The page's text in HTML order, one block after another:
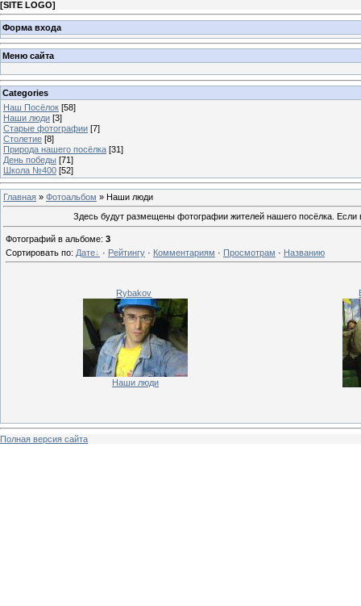
[SITE LOGO]
Форма входа
Меню сайта
Categories
Наш Посёлок [58]
Наши люди [3]
Старые фотографии [7]
Столетие [8]
Природа нашего посёлка [31]
День победы [71]
Школа №400 [52]
Главная » Фотоальбом » Наши люди
Здесь будут размещены фотографии жителей нашего посёлка.
Фотографий в альбоме: 3
Сортировать по: Дате · Рейтингу · Комментариям · Просмотрам · Названию
Rybakov
Наши люди
Полная версия сайта